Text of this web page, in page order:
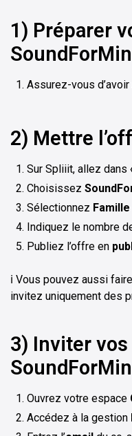
1) Préparer
Assurez-vous
2) Mettre
Sur Spliiit, allez dans
Choisissez
Sélectionnez
Indiquez le nombre
Publiez l’offre en
ℹ️ Vous pouvez aussi
invitez uniquement des
3) Inviter
Ouvrez votre espace
Accédez à la gestion